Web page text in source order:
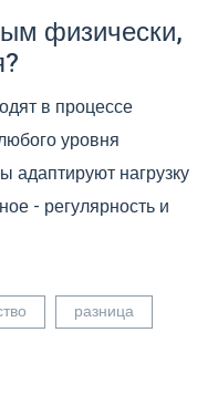
физически,
в процессе
уровня
адаптируют нагрузку
- регулярность и
разница